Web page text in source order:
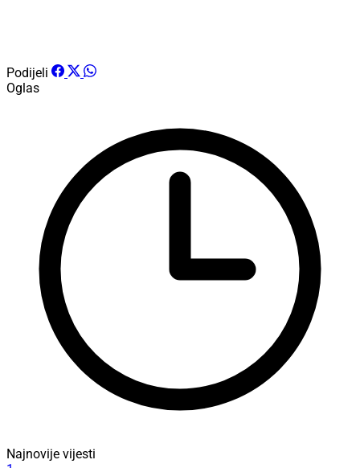
Podijeli
Oglas
Najnovije vijesti